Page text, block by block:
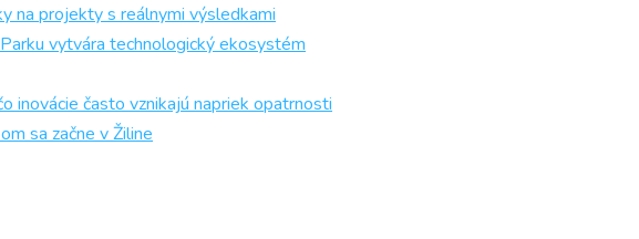
na projekty s reálnymi výsledkami
vytvára technologický ekosystém
inovácie často vznikajú napriek opatrnosti
sa začne v Žiline